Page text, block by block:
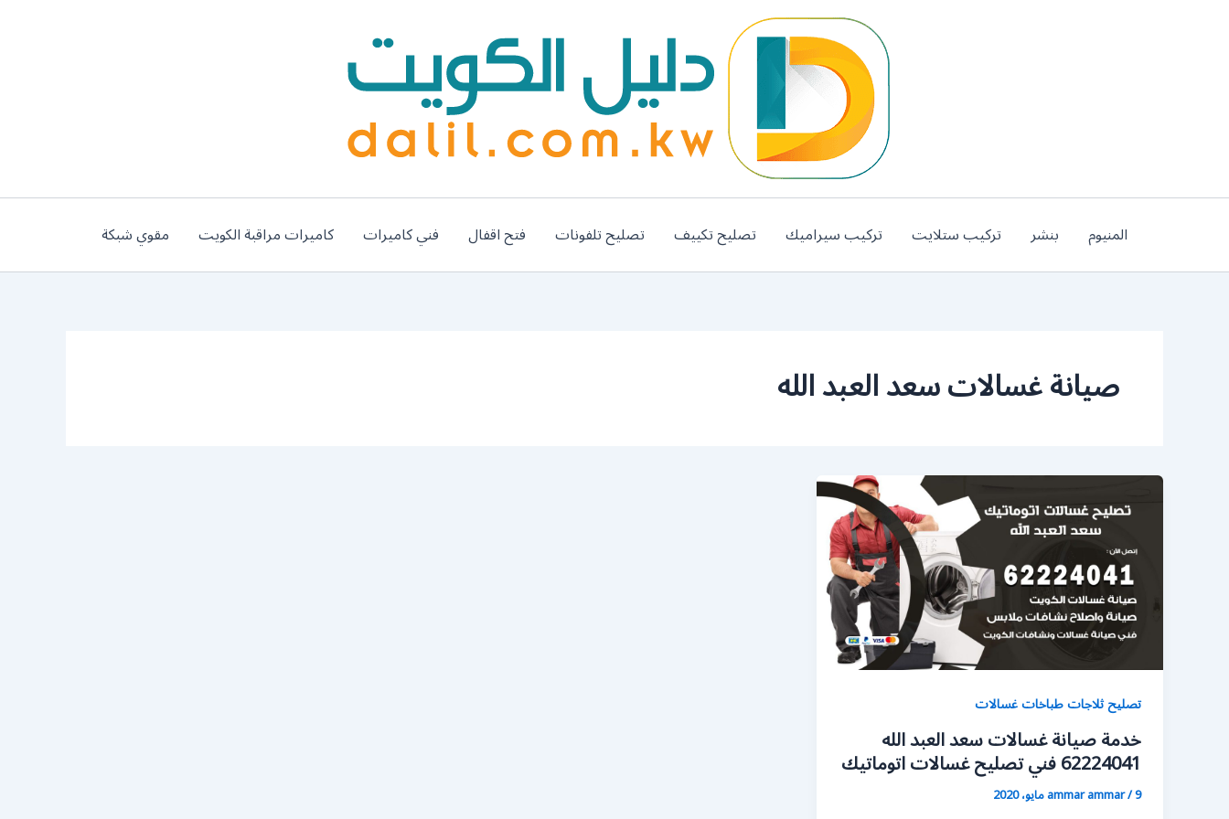
المنيوم بنشر تركيب ستلايت تركيب سيراميك تصليح تكييف تصليح تلفونات فتح اقفال فني كاميرات كاميرات مراقبة الكويت مقوي شبكة
صيانة غسالات سعد العبد الله
تصليح ثلاجات طباخات غسالات
خدمة صيانة غسالات سعد العبد الله
62224041 فني تصليح غسالات اتوماتيك
ammar ammar/9 مايو، 2020